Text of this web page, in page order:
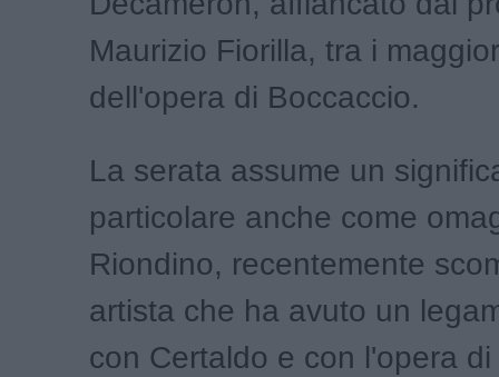
Maurizio Fiorilla, tra i
dell'opera di Boccaccio.
La serata assume un
particolare anche come
Riondino, recentemente
artista che ha avuto un
con Certaldo e con l'opera